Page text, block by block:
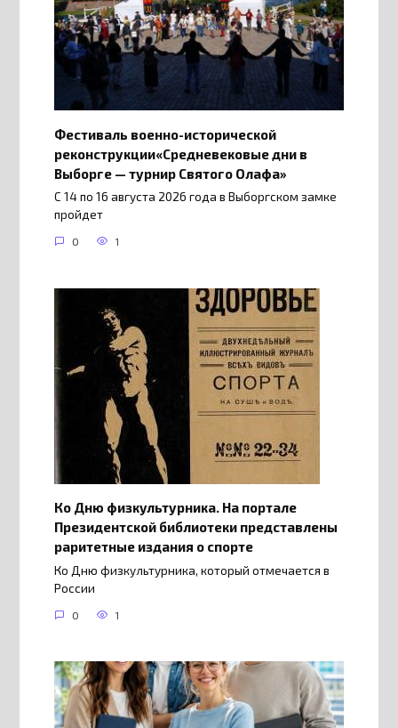
Фестиваль военно-исторической
реконструкции«Средневековые дни в
Выборге — турнир Святого Олафа»
С 14 по 16 августа 2026 года в Выборгском замке
пройдет
0 1
Ко Дню физкультурника. На портале
Президентской библиотеки представлены
раритетные издания о спорте
Ко Дню физкультурника, который отмечается в
России
0 1